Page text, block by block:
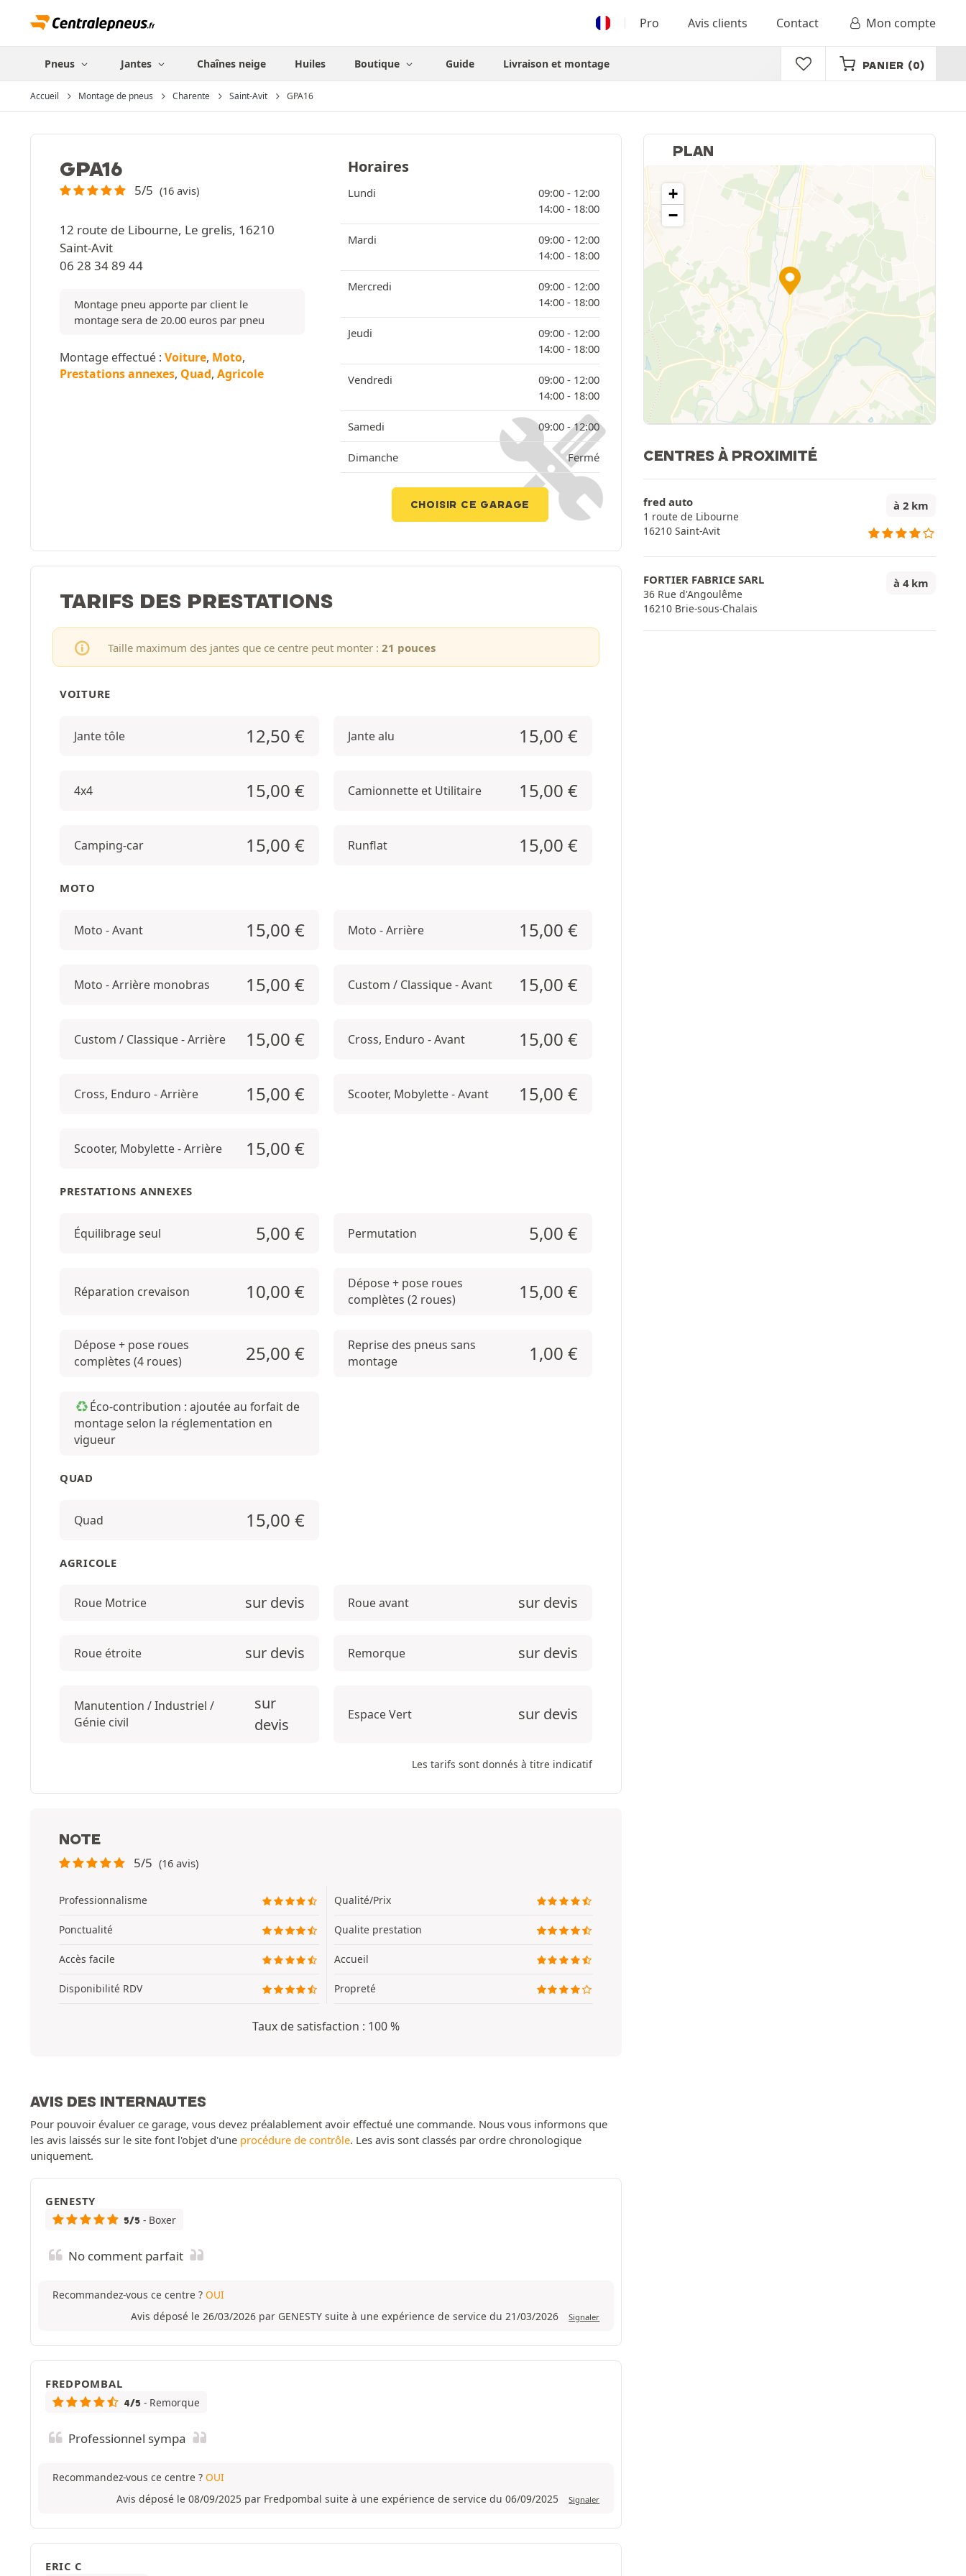
Pro Avis clients Contact Mon compte
Pneus Jantes Chaînes neige Huiles Boutique Guide Livraison et montage PANIER (0)
Accueil Montage de pneus Charente Saint-Avit GPA16
GPA16
5/5 (16 avis)
12 route de Libourne, Le grelis, 16210
Saint-Avit
06 28 34 89 44
Montage pneu apporte par client le
montage sera de 20.00 euros par pneu
Montage effectué : Voiture, Moto,
Prestations annexes, Quad, Agricole
Horaires
Lundi 09:00 - 12:00
14:00 - 18:00
Mardi 09:00 - 12:00
14:00 - 18:00
Mercredi 09:00 - 12:00
14:00 - 18:00
Jeudi 09:00 - 12:00
14:00 - 18:00
Vendredi 09:00 - 12:00
14:00 - 18:00
Samedi 09:00 -12:00
Dimanche Fermé
CHOISIR CE GARAGE
TARIFS DES PRESTATIONS
Taille maximum des jantes que ce centre peut monter : 21 pouces
VOITURE
Jante tôle 12,50 € Jante alu 15,00 €
4x4 15,00 € Camionnette et Utilitaire 15,00 €
Camping-car 15,00 € Runflat 15,00 €
MOTO
Moto - Avant 15,00 € Moto - Arrière 15,00 €
Moto - Arrière monobras 15,00 € Custom / Classique - Avant 15,00 €
Custom / Classique - Arrière 15,00 € Cross, Enduro - Avant 15,00 €
Cross, Enduro - Arrière 15,00 € Scooter, Mobylette - Avant 15,00 €
Scooter, Mobylette - Arrière 15,00 €
PRESTATIONS ANNEXES
Équilibrage seul 5,00 € Permutation 5,00 €
Réparation crevaison 10,00 €
Dépose + pose roues
complètes (2 roues)
15,00 €
Dépose + pose roues
complètes (4 roues)
25,00 €
Reprise des pneus sans
montage
1,00 €
Éco-contribution : ajoutée au forfait de
montage selon la réglementation en
vigueur
QUAD
Quad 15,00 €
AGRICOLE
Roue Motrice sur devis Roue avant sur devis
Roue étroite sur devis Remorque sur devis
Manutention / Industriel /
Génie civil
sur
devis
Espace Vert sur devis
Les tarifs sont donnés à titre indicatif
NOTE
5/5 (16 avis)
Professionnalisme
Ponctualité
Accès facile
Disponibilité RDV
Qualité/Prix
Qualite prestation
Accueil
Propreté
Taux de satisfaction : 100 %
AVIS DES INTERNAUTES
Pour pouvoir évaluer ce garage, vous devez préalablement avoir effectué une commande. Nous vous informons que
les avis laissés sur le site font l'objet d'une procédure de contrôle. Les avis sont classés par ordre chronologique
uniquement.
GENESTY
5/5 - Boxer
No comment parfait
Recommandez-vous ce centre ? OUI
Avis déposé le 26/03/2026 par GENESTY suite à une expérience de service du 21/03/2026
Signaler
FREDPOMBAL
4/5 - Remorque
Professionnel sympa
Recommandez-vous ce centre ? OUI
Avis déposé le 08/09/2025 par Fredpombal suite à une expérience de service du 06/09/2025
Signaler
ERIC C
PLAN
+
−
CENTRES À PROXIMITÉ
fred auto
1 route de Libourne
16210 Saint-Avit
à 2 km
FORTIER FABRICE SARL
36 Rue d'Angoulême
16210 Brie-sous-Chalais
à 4 km